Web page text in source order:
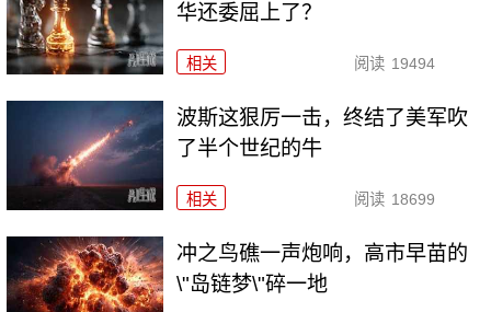
华还委屈上了？
相关 阅读 19494
波斯这狠厉一击，终结了美军吹
了半个世纪的牛
相关 阅读 18699
冲之鸟礁一声炮响，高市早苗的
\"岛链梦\"碎一地